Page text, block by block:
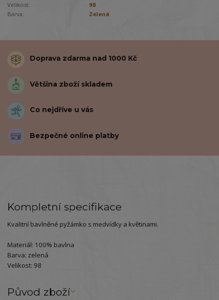
Velikost:
98
Barva:
Zelená
Doprava zdarma nad 1000 Kč
Většina zboží skladem
Co nejdříve u vás
Bezpečné online platby
Kompletní specifikace
Kvalitní bavlněné pyžámko s medvídky a květinami.
Materiál: 100% bavlna
Barva: zelená
Velikost: 98
Původ zboží